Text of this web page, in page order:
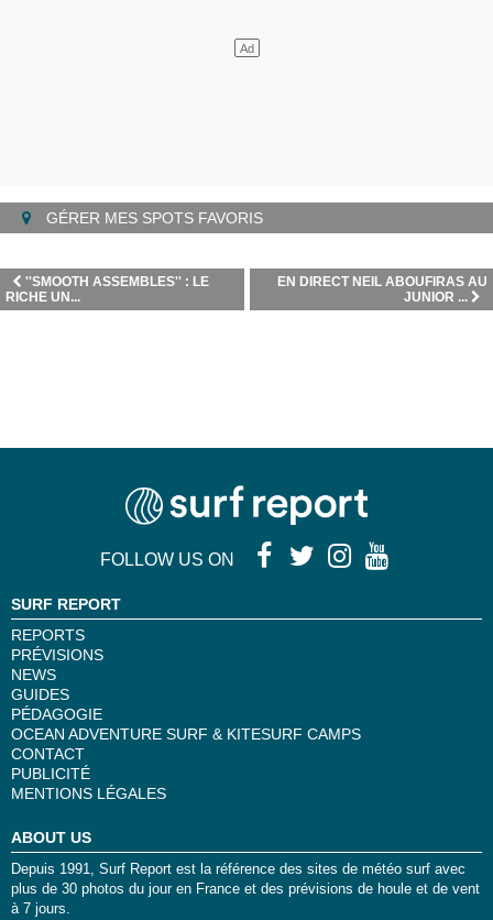
GÉRER MES SPOTS FAVORIS
EN DIRECT NEIL ABOUFIRAS AU
JUNIOR ...
''SMOOTH ASSEMBLES'' : LE
RICHE UN...
FOLLOW US ON
SURF REPORT
REPORTS
PRÉVISIONS
NEWS
GUIDES
PÉDAGOGIE
OCEAN ADVENTURE SURF & KITESURF CAMPS
CONTACT
PUBLICITÉ
MENTIONS LÉGALES
ABOUT US
Depuis 1991, Surf Report est la référence des sites de météo surf avec
plus de 30 photos du jour en France et des prévisions de houle et de vent
à 7 jours.